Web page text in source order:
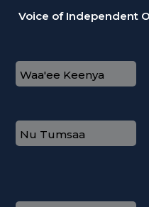
Voice of Independent
Waa'ee Keenya
Nu Tumsaa